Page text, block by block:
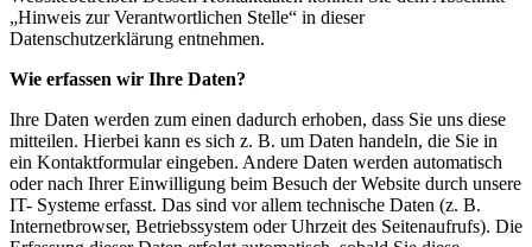
„Hinweis zur Verantwortlichen Stelle“ in dieser
Datenschutzerklärung entnehmen.
Wie erfassen wir Ihre Daten?
Ihre Daten werden zum einen dadurch erhoben, dass Sie uns diese
mitteilen. Hierbei kann es sich z. B. um Daten handeln, die Sie in
ein Kontaktformular eingeben. Andere Daten werden automatisch
oder nach Ihrer Einwilligung beim Besuch der Website durch unsere
IT- Systeme erfasst. Das sind vor allem technische Daten (z. B.
Internetbrowser, Betriebssystem oder Uhrzeit des Seitenaufrufs). Die